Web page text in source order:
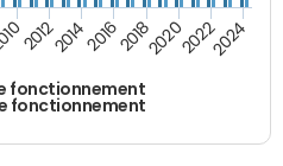
fonctionnement
fonctionnement
2012201420162018202020222024